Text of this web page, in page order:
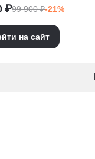
₽99 900 ₽-21%
на сайт